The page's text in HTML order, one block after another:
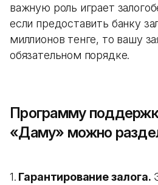
важную роль играет
если предоставить банку
миллионов тенге, то вашу
обязательном порядке.
Программу
«Даму» можно
1. Гарантирование залога.